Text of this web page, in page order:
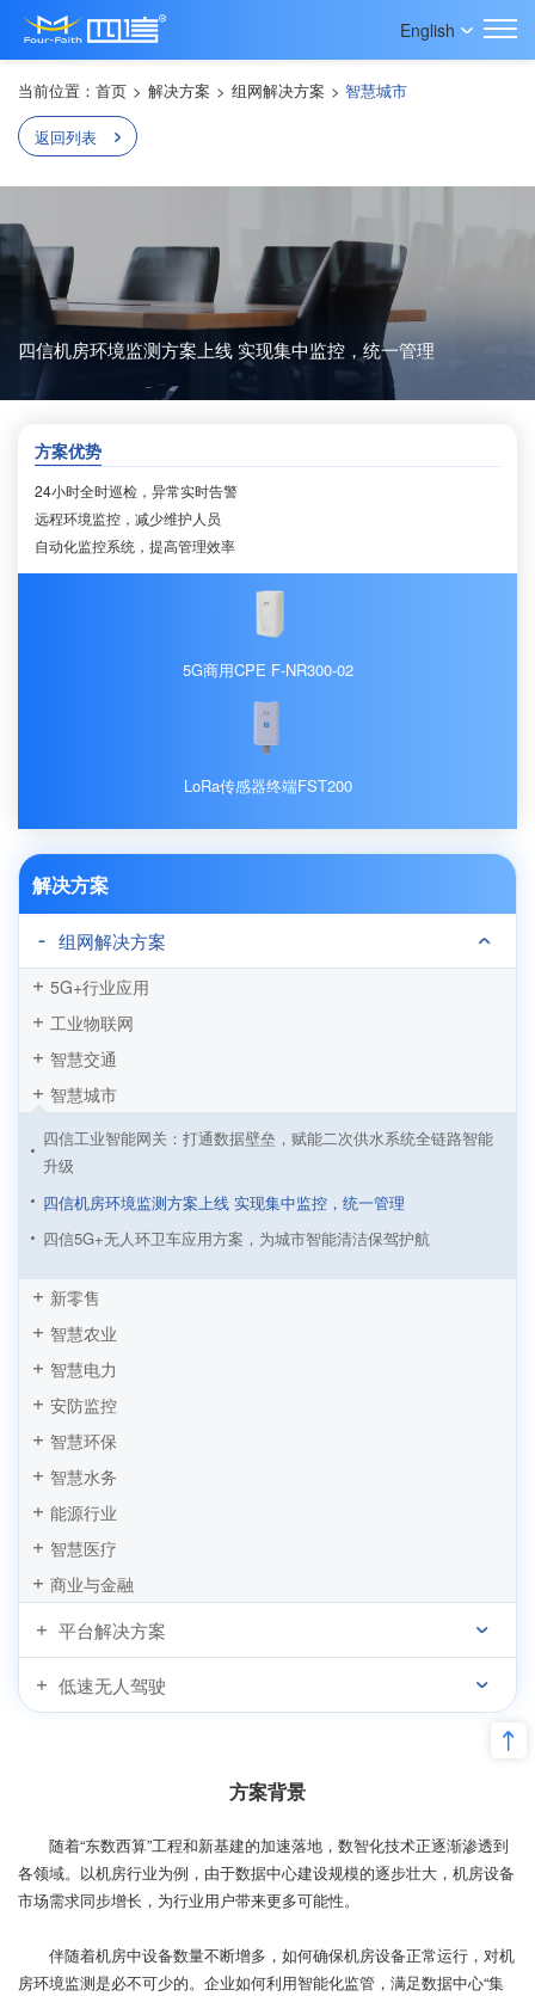
English
当前位置： 首页 > 解决方案 > 组网解决方案 > 智慧城市
返回列表
四信机房环境监测方案上线 实现集中监控，统一管理
方案优势
24小时全时巡检，异常实时告警
远程环境监控，减少维护人员
自动化监控系统，提高管理效率
5G商用CPE F-NR300-02
LoRa传感器终端FST200
解决方案
组网解决方案
5G+行业应用
工业物联网
智慧交通
智慧城市
四信工业智能网关：打通数据壁垒，赋能二次供水系统全链路智能
升级
四信机房环境监测方案上线 实现集中监控，统一管理
四信5G+无人环卫车应用方案，为城市智能清洁保驾护航
四信传感云智慧公厕综合解决方案，实现公厕精细化管理
四信传感云 | 办公环境监测与智能控制软硬件全套解决方案
四信机房环境监测与安全预警解决方案
四信智能充电桩解决方案，实现新能源汽车出行无忧
智慧旅游之IPC智慧景区视频监控方案
新零售
智慧农业
智慧电力
安防监控
智慧环保
智慧水务
能源行业
智慧医疗
商业与金融
平台解决方案
低速无人驾驶
方案背景
随着“东数西算”工程和新基建的加速落地，数智化技术正逐渐渗透到
各领域。以机房行业为例，由于数据中心建设规模的逐步壮大，机房设备
市场需求同步增长，为行业用户带来更多可能性。
伴随着机房中设备数量不断增多，如何确保机房设备正常运行，对机
房环境监测是必不可少的。企业如何利用智能化监管，满足数据中心“集